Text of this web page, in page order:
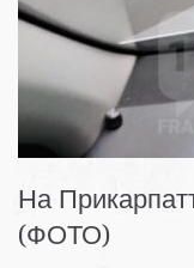
На
(ФОТО)